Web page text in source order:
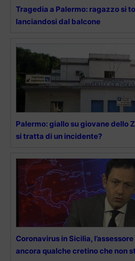
Tragedia a Palermo: ragazzo si
lanciandosi dal balcone
Palermo: giallo su giovane dello
si tratta di un incidente?
Coronavirus in Sicilia, l’assessore
ancora qualche cretino che non